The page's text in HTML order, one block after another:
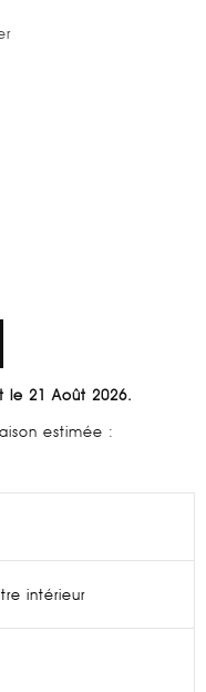
le 21 Août 2026.
estimée :
intérieur